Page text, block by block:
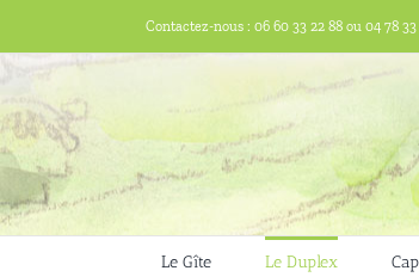
au
Contactez-nous : 06 60 33 22 88 ou 04 78
Le Gîte Le Duplex